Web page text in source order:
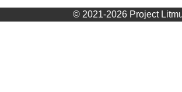
© 2021-2026 Project